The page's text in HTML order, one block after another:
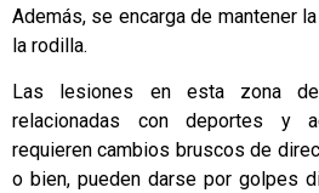
Además, se encarga de mantener
la rodilla.
Las lesiones en esta zona
relacionadas con deportes y
requieren cambios bruscos de
o bien, pueden darse por golpes